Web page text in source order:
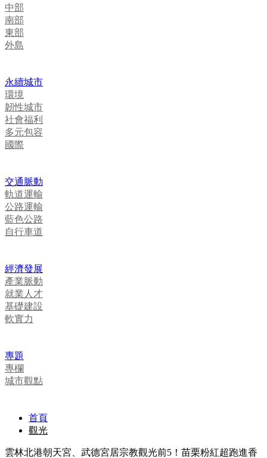
中部
南部
東部
外島
永續城市
環境
韌性城市
社會福利
多元包容
國際
交通脈動
軌道運輸
公路運輸
藍色公路
自行車道
經濟發展
產業脈動
就業人才
基礎建設
軟實力
專題
專欄
城市觀點
首頁
觀光
雲林北港朝天宮、武德宮居宗教觀光前5！苗栗粉紅超跑進香